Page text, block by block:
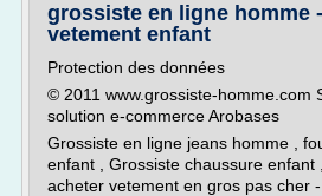
grossiste en ligne homme
vetement enfant
Protection des données
© 2011 www.grossiste-homme.com
solution e-commerce Arobases
Grossiste en ligne jeans homme ,
enfant , Grossiste chaussure enfant
acheter vetement en gros pas cher -